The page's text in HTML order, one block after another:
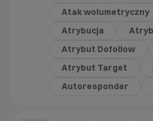
Atak wolumetryczny
Atrybucja
Atrybut Dofollow
Atrybut Target
Autoresponder